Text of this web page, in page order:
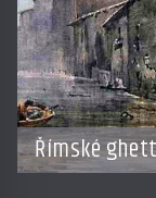
Římské
dohodil